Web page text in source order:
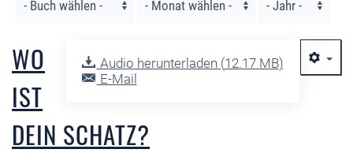
Audio herunterladen (12.17 MB)
E-Mail
WO
IST
DEIN SCHATZ?